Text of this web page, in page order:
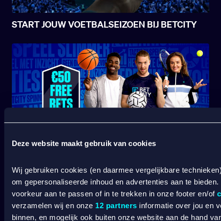
Deze website maakt gebruik van cookies
Wij gebruiken cookies (en daarmee vergelijkbare
om gepersonaliseerde inhoud en advertenties aan te
voorkeur aan te passen of in te trekken in onze footer en/of
verzamelen wij en onze 12 partners informatie over jou en
binnen, en mogelijk ook buiten onze website aan de hand
START JOUW VOETBALSEIZOEN BIJ BETCITY
SPORT WELKOMSTBONUS
Wat kost gokken jou? Stop op tijd. 18+ SPEEL
VERANTWOORD